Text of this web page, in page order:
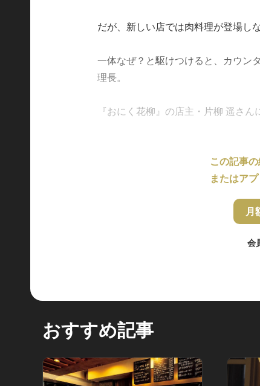
だが、新しい店では肉料理が登場し
一体なぜ？と駆けつけると、カウン
理長。
『おにく花柳』の店主・片柳 遥さ
この記事
またはア
月
会
おすすめ記事